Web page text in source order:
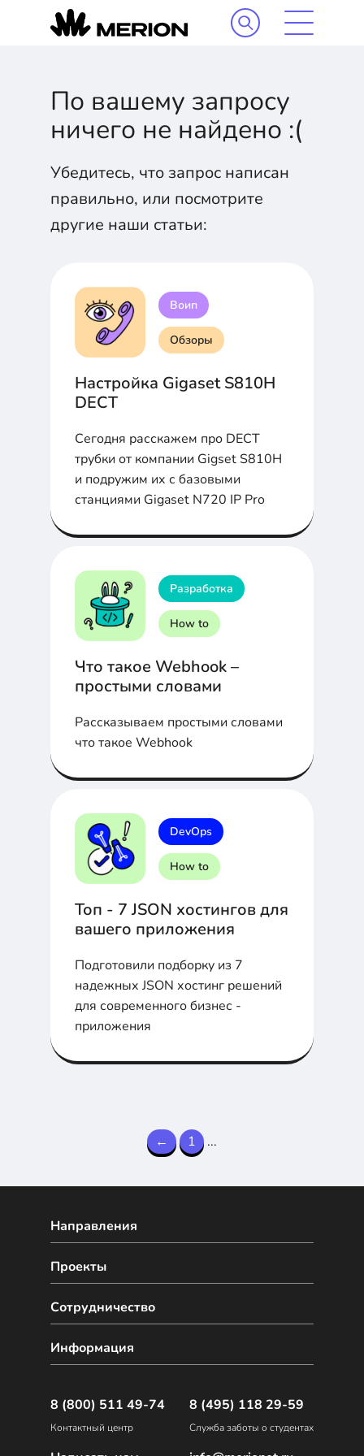
По вашему запросу
ничего не найдено :(
Убедитесь, что запрос написан
правильно, или посмотрите
другие наши статьи:
Воип
Обзоры
Настройка Gigaset S810H
DECT
Сегодня расскажем про DECT
трубки от компании Gigset S810H
и подружим их с базовыми
станциями Gigaset N720 IP Pro
Разработка
How to
Что такое Webhook –
простыми словами
Рассказываем простыми словами
что такое Webhook
DevOps
How to
Топ - 7 JSON хостингов для
вашего приложения
Подготовили подборку из 7
надежных JSON хостинг решений
для современного бизнес -
приложения
← 1 ...
Направления
Сотрудничество
Проекты
Информация
8 (800) 511 49-74
Контактный центр
8 (495) 118 29-59
Служба заботы о студентах